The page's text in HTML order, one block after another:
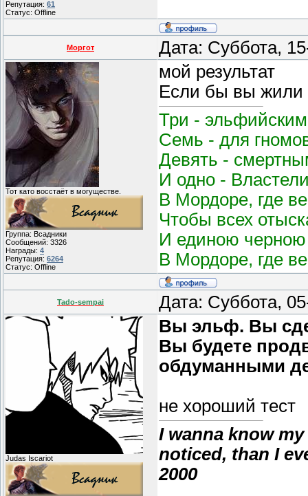
Репутация: 61
Статус: Offline
Моргот Дата: Суббота,
Тот като восстаёт в могуществе.
Группа: Всадники
Сообщений: 3326
Награды: 4
Репутация: 6264
Статус: Offline
мой результат
Если бы вы жили
Три -
Семь - для
Девять -
И одно -
В Мордоре, где
Чтобы всех
И единою черною
В Мордоре, где
Tado-sempai Дата: Суббота,
Judas Iscariot
Вы эльф. Вы
Вы будете
обдуманными
не хороший тест
I wanna know
noticed, than I
2000